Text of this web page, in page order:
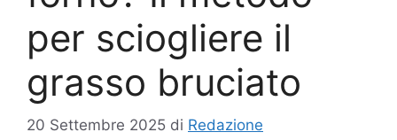
per sciogliere il
grasso bruciato
20 Settembre 2025 di Redazione